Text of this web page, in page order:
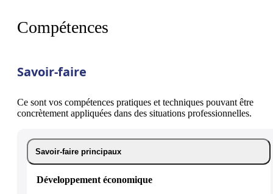
Compétences
Savoir-faire
Ce sont vos compétences pratiques et techniques pouvant être
concrètement appliquées dans des situations professionnelles.
Savoir-faire principaux
Développement économique